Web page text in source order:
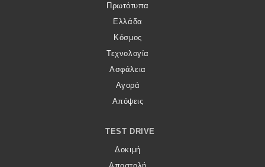
Πρωτότυπα
Ελλάδα
Κόσμος
Τεχνολογία
Ασφάλεια
Αγορά
Απόψεις
TEST DRIVE
Δοκιμή